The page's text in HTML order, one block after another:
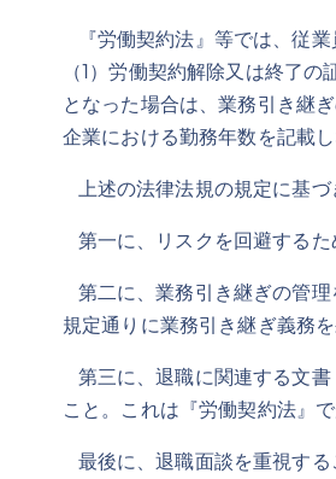
『労働契約法』等では、従
（1）労働契約解除又は終了
となった場合は、業務引き継
企業における勤務年数を記載し
上述の法律法規の規定に基
第一に、リスクを回避する
第二に、業務引き継ぎの管
規定通りに業務引き継ぎ義務
第三に、退職に関連する文
こと。これは『労働契約法』
最後に、退職面談を重視す